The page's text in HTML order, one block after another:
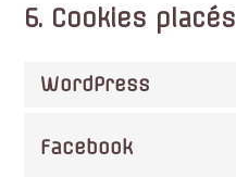
6. Cookies placés
WordPress
Facebook